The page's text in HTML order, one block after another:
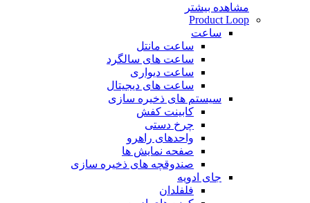
مشاهده بیشتر
Product Loop
ساعت
ساعت مانتل
ساعت های سالگرد
ساعت دیواری
ساعت های دیجیتال
سیستم های ذخیره سازی
کابینت کفش
چرخ دستی
واحدهای راهرو
صفحه نمایش ها
صندوقچه های ذخیره سازی
جای ادویه
فلفلدان